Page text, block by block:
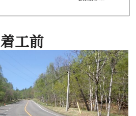
着工前